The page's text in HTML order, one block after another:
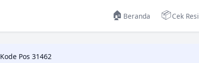
🏠 Beranda 📦Cek Resi
Kode Pos 31462